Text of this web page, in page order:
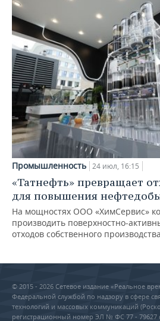
Промышленность 24 июл, 16:15
«Татнефть» превращает
для повышения
На мощностях ООО «ХимСервис»
производить поверхностно-
отходов собственного производства
© 2015 - 2026 Сетевое издание «Реальное
Федеральной службой по надзору в сфере
технологий и массовых коммуникаций
регистрационный номер ЭЛ № ФС 77 - 79627